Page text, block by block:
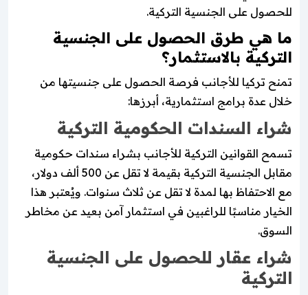
للحصول على الجنسية التركية.
ما هي طرق الحصول على الجنسية
التركية بالاستثمار؟
تمنح تركيا للأجانب فرصة الحصول على جنسيتها من
خلال عدة برامج استثمارية، أبرزها:
شراء السندات الحكومية التركية
تسمح القوانين التركية للأجانب بشراء سندات حكومية
مقابل الجنسية التركية بقيمة لا تقل عن 500 ألف دولار،
مع الاحتفاظ بها لمدة لا تقل عن ثلاث سنوات. ويُعتبر هذا
الخيار مناسبًا للراغبين في استثمار آمن بعيد عن مخاطر
السوق.
شراء عقار للحصول على الجنسية
التركية